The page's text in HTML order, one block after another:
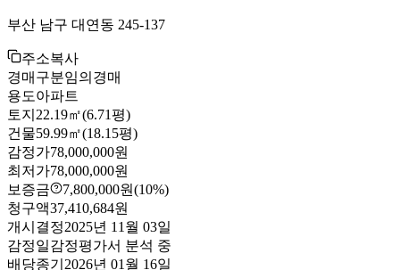
부산 남구 대연동 245-137
주소복사
경매구분임의경매
용도아파트
토지 22.19㎡(6.71평)
건물59.99㎡(18.15평)
감정가78,000,000원
최저가78,000,000원
보증금
7,800,000원(10%)
청구액37,410,684원
개시결정2025년 11월 03일
감정일감정평가서 분석 중
배당종기 2026년 01월 16일